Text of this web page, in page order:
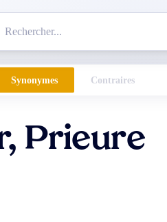
Synonymes Contraires
Prieure